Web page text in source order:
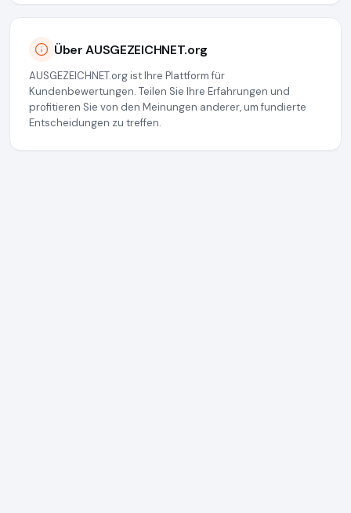
Über AUSGEZEICHNET.org
AUSGEZEICHNET.org ist Ihre Plattform für
Kundenbewertungen. Teilen Sie Ihre Erfahrungen und
profitieren Sie von den Meinungen anderer, um fundierte
Entscheidungen zu treffen.